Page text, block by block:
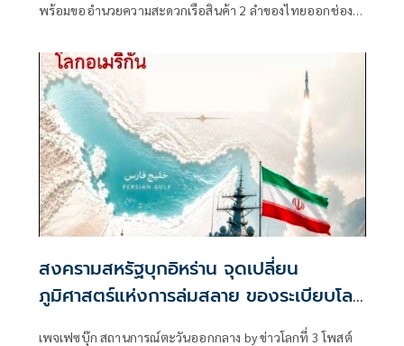
พร้อมขออำนวยความสะดวกเรือสินค้า 2 ลำของไทยออกช่อง
ด้านพลังงาน
สงครามสหรัฐบุกอิหร่าน จุดเปลี่ยน
ภูมิศาสตร์แห่งการล่มสลาย ของระเบียบโลก
เพจเฟซบุ๊ก สถานการณ์ตะวันออกกลาง by ข่าวโลกที่ 3 โพสต์